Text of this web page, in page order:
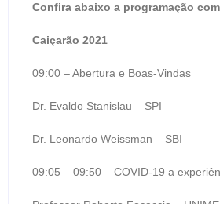
Confira abaixo a programação
Caiçarão 2021
09:00 – Abertura e Boas-Vindas
Dr. Evaldo Stanislau – SPI
Dr. Leonardo Weissman – SBI
09:05 – 09:50 – COVID-19 a